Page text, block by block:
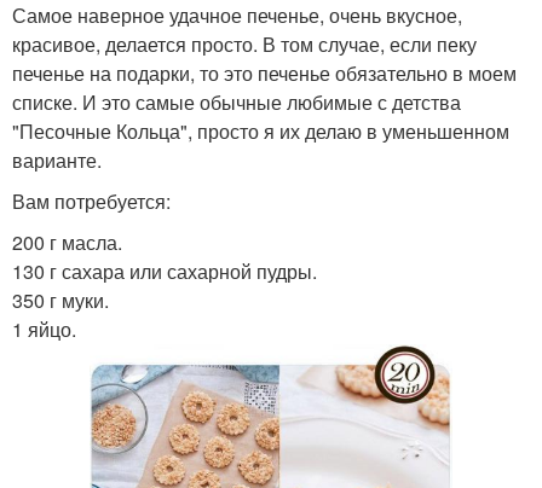
Самое наверное удачное печенье, очень вкусное,
красивое, делается просто. В том случае, если пеку
печенье на подарки, то это печенье обязательно в моем
списке. И это самые обычные любимые с детства
"Песочные Кольца", просто я их делаю в уменьшенном
варианте.
Вам потребуется:
200 г масла.
130 г сахара или сахарной пудры.
350 г муки.
1 яйцо.